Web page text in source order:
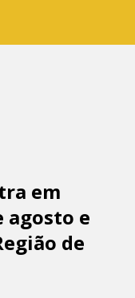
em
agosto e
de